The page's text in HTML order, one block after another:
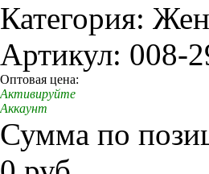
Категория:
Артикул: 008-
Оптовая цена:
Активируйте
Аккаунт
Сумма по